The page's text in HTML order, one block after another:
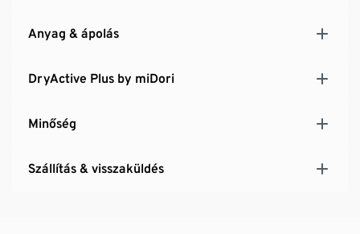
Anyag & ápolás
DryActive Plus by miDori
Minőség
Szállítás & visszaküldés